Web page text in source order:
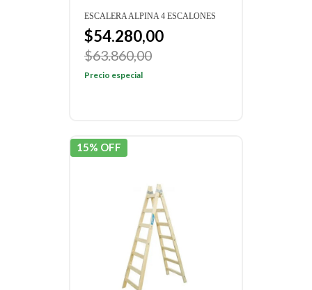
ESCALERA ALPINA 4 ESCALONES
$54.280,00
$63.860,00
Precio especial
15% OFF